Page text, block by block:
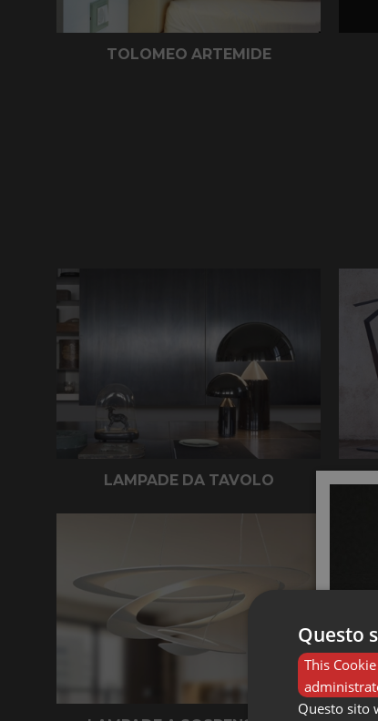
TOLOMEO ARTEMIDE
LAMPADE DA TAVOLO
Questo
This
Questo sito